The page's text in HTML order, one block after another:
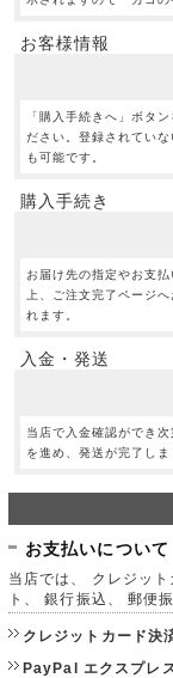
お客様情報
「購入手続きへ」ボタ
ださい。登録されてい
も可能です。
購入手続き
お届け先の指定やお支
上、ご注文完了ページ
れます。
入金・発送
当店で入金確認ができ
を進め、発送が完了し
お支払いについて
当店では、 クレジッ
ト、 銀行振込、 郵便
クレジットカード決
PayPal エクスプレ